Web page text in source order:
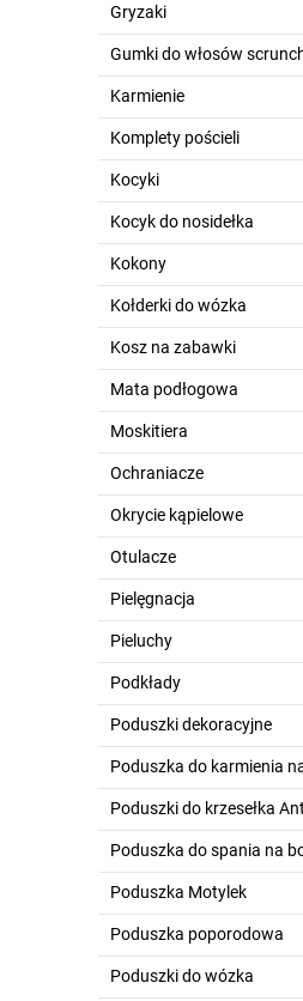
Gryzaki
Gumki do włosów
Karmienie
Komplety pościeli
Kocyki
Kocyk do nosidełka
Kokony
Kołderki do wózka
Kosz na zabawki
Mata podłogowa
Moskitiera
Ochraniacze
Okrycie kąpielowe
Otulacze
Pielęgnacja
Pieluchy
Podkłady
Poduszki dekoracyjne
Poduszka do karmienia
Poduszki do krzesełka
Poduszka do spania na
Poduszka Motylek
Poduszka poporodowa
Poduszki do wózka